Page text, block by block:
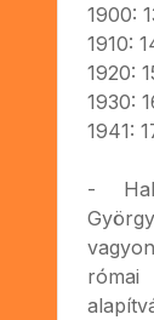
1900:
1910:
1920:
1930:
1941:
-